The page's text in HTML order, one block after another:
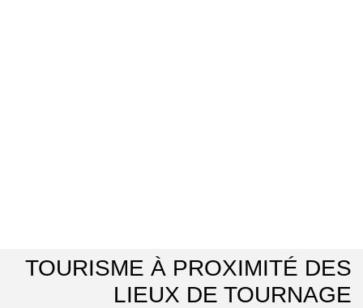
TOURISME À PROXIMITÉ DES
LIEUX DE TOURNAGE